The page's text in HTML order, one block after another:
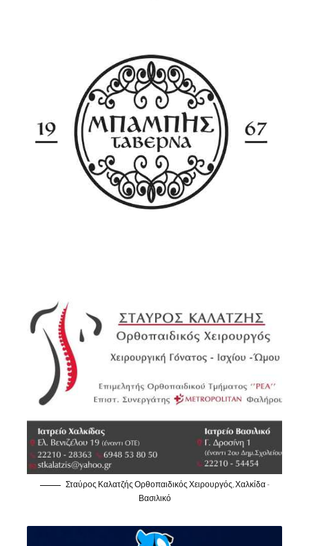
Σταύρος Καλατζής Ορθοπαιδικός Χειρουργός, Χαλκίδα -
Βασιλικό